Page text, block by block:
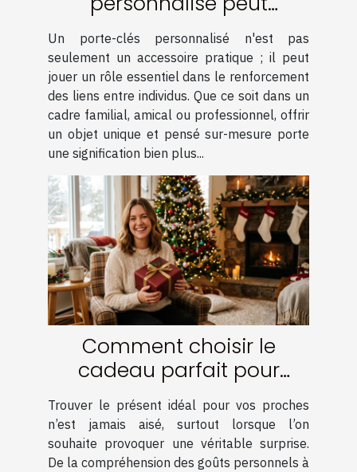
renforcer les liens ?
Un porte-clés personnalisé n'est pas
seulement un accessoire pratique ; il peut
jouer un rôle essentiel dans le renforcement
des liens entre individus. Que ce soit dans un
cadre familial, amical ou professionnel, offrir
un objet unique et pensé sur-mesure porte
une signification bien plus...
Comment choisir le
cadeau parfait pour
surprendre vos proches ?
Trouver le présent idéal pour vos proches
n’est jamais aisé, surtout lorsque l’on
souhaite provoquer une véritable surprise.
De la compréhension des goûts personnels à